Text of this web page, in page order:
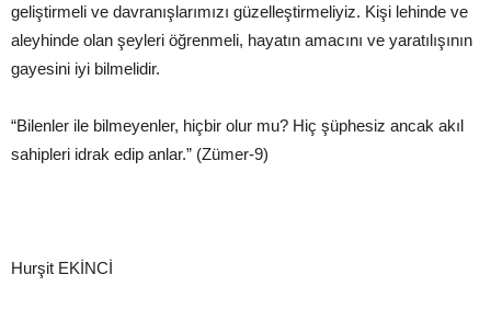
geliştirmeli ve davranışlarımızı güzelleştirmeliyiz. Kişi lehinde ve
aleyhinde olan şeyleri öğrenmeli, hayatın amacını ve yaratılışının
gayesini iyi bilmelidir.
“Bilenler ile bilmeyenler, hiçbir olur mu? Hiç şüphesiz ancak akıl
sahipleri idrak edip anlar.” (Zümer-9)
Hurşit EKİNCİ